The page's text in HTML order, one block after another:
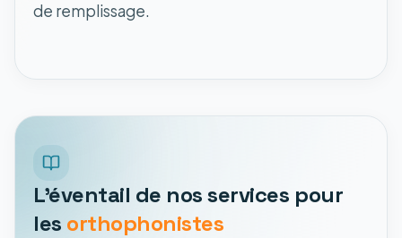
de remplissage.
L'éventail de nos services pour
les orthophonistes